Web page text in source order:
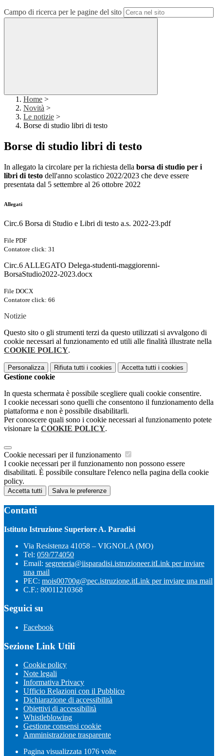
Campo di ricerca per le pagine del sito
Home >
Novità >
Le notizie >
Borse di studio libri di testo
Borse di studio libri di testo
In allegato la circolare per la richiesta della borsa di studio per i
libri di testo dell'anno scolastico 2022/2023 che deve essere
presentata dal 5 settembre al 26 ottobre 2022
Allegati
Circ.6 Borsa di Studio e Libri di testo a.s. 2022-23.pdf
File PDF
Contatore click: 31
Circ.6 ALLEGATO Delega-studenti-maggiorenni-
BorsaStudio2022-2023.docx
File DOCX
Contatore click: 66
Notizie
Questo sito o gli strumenti terzi da questo utilizzati si avvalgono di
cookie necessari al funzionamento ed utili alle finalità illustrate nella
COOKIE POLICY.
Personalizza Rifiuta tutti i cookies Accetta tutti i cookies
Gestione cookie
In questa schermata è possibile scegliere quali cookie consentire.
I cookie necessari sono quelli che consentono il funzionamento della
piattaforma e non è possibile disabilitarli.
Per conoscere quali sono i cookie necessari al funzionamento potete
visionare la COOKIE POLICY.
Cookie necessari per il funzionamento
I cookie necessari per il funzionamento non possono essere
disabilitati. È possibile consultare l'elenco nella pagina della cookie
policy.
Accetta tutti Salva le preferenze
Contatti
Istituto Istruzione Superiore A. Paradisi
Via Resistenza 41058 – VIGNOLA (MO)
Tel: 059/774050
Email: segreteria@iisparadisi.istruzioneer.itLink per inviare
una mail
PEC: mois00700g@pec.istruzione.itLink per inviare una mail
C.F.: 80011210368
Seguici su
Facebook
Sezione Link Utili
Cookie policy
Note legali
Informativa Privacy
Ufficio Relazioni con il Pubblico
Dichiarazione di accessibilità
Obiettivi di accessibilità
Whistleblowing
Gestione consensi cookie
Amministrazione trasparente
Pagina visualizzata 1076 volte